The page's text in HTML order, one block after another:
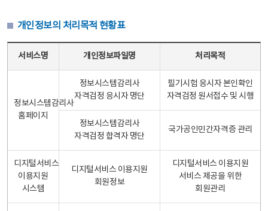
개인정보의 처리목적 현황표
서비스명 개인정보파일명 처리목적
정보시스템감리사
홈페이지
정보시스템감리사
자격검정 응시자 명단
필기시험 응시자 본인확인
자격검정 원서접수 및 시행
정보시스템감리사
자격검정 합격자 명단
국가공인민간자격증 관리
디지털서비스
이용지원
시스템
디지털서비스 이용지원
회원정보
디지털서비스 이용지원
서비스 제공을 위한
회원관리